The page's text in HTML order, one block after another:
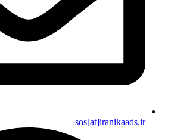
sos[at]iranikaads.ir